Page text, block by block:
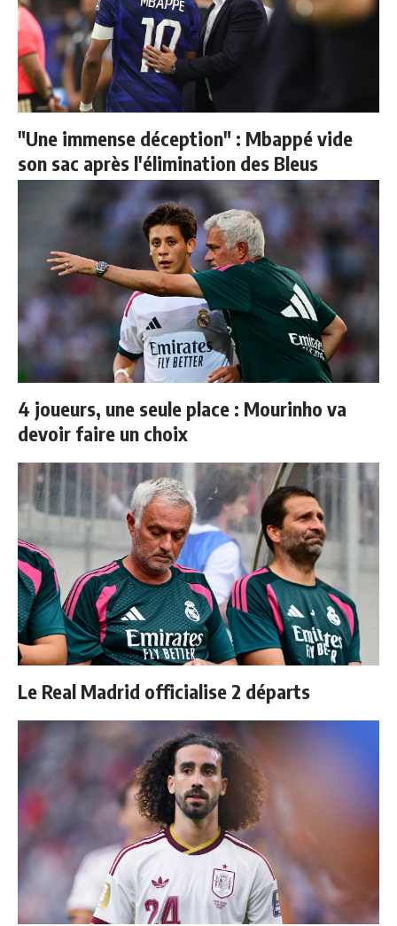
"Une immense déception" : Mbappé vide
son sac après l'élimination des Bleus
4 joueurs, une seule place : Mourinho va
devoir faire un choix
Le Real Madrid officialise 2 départs